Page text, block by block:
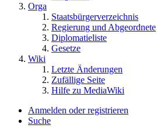
Orga
Staatsbürgerverzeichnis
Regierung und Abgeordnete
Diplomatieliste
Gesetze
Wiki
Letzte Änderungen
Zufällige Seite
Hilfe zu MediaWiki
Anmelden oder registrieren
Suche